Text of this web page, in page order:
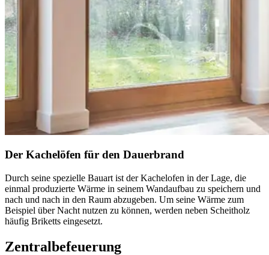
Der Kachelöfen für den Dauerbrand
Durch seine spezielle Bauart ist der Kachelofen in der Lage, die
einmal produzierte Wärme in seinem Wandaufbau zu speichern und
nach und nach in den Raum abzugeben. Um seine Wärme zum
Beispiel über Nacht nutzen zu können, werden neben Scheitholz
häufig Briketts eingesetzt.
Zentralbefeuerung